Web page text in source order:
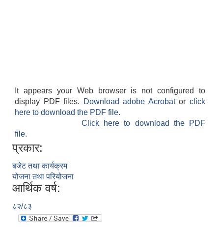
It appears your Web browser is not configured to
display PDF files.
Download adobe Acrobatorclick
here to download the PDF file.
Click here to download the PDF
file.
प्रकार:
बजेट तथा कार्यक्रम
योजना तथा परियोजना
आर्थिक वर्ष:
८२/८३